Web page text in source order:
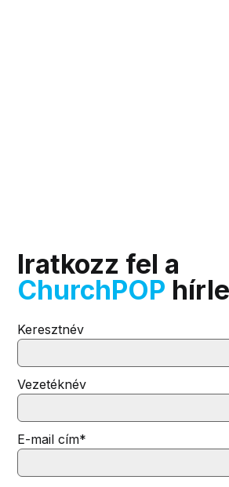
Iratkozz fel a
ChurchPOP
Keresztnév
Vezetéknév
E-mail cím*